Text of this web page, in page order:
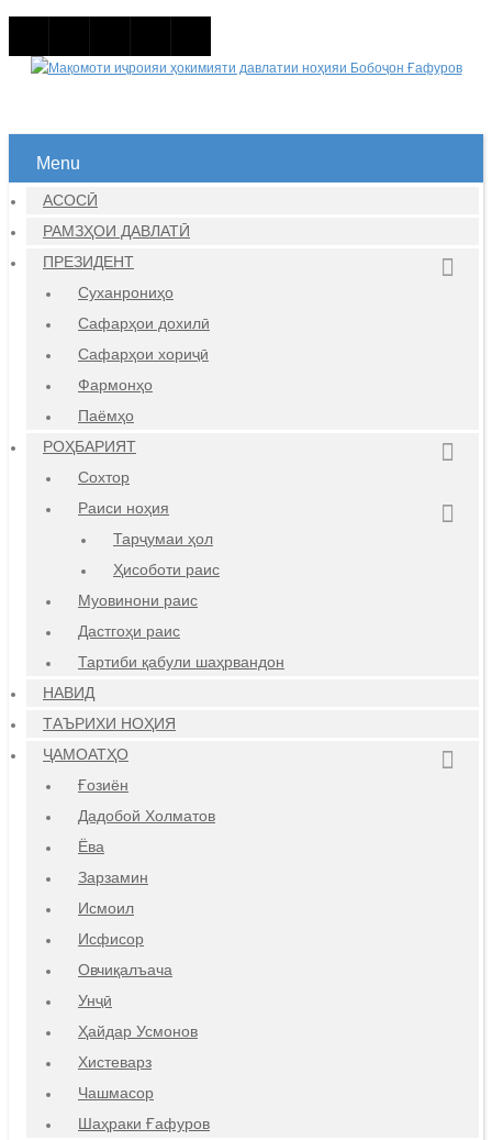
Menu
АСОСӢ
РАМЗҲОИ ДАВЛАТӢ
ПРЕЗИДЕНТ
Суханрониҳо
Сафарҳои дохилӣ
Сафарҳои хориҷӣ
Фармонҳо
Паёмҳо
РОҲБАРИЯТ
Сохтор
Раиси ноҳия
Тарҷумаи ҳол
Ҳисоботи раис
Муовинони раис
Дастгоҳи раис
Тартиби қабули шаҳрвандон
НАВИД
ТАЪРИХИ НОҲИЯ
ҶАМОАТҲО
Ғозиён
Дадобой Холматов
Ёва
Зарзамин
Исмоил
Исфисор
Овчиқалъача
Унҷӣ
Ҳайдар Усмонов
Хистеварз
Чашмасор
Шаҳраки Ғафуров